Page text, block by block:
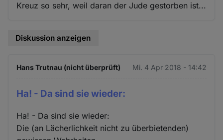
Kreuz so sehr, weil daran der Jude gestorben ist...
Diskussion anzeigen
Hans Trutnau (nicht überprüft) Mi. 4 Apr 2018 - 14:42
Ha! - Da sind sie wieder:
Ha! - Da sind sie wieder:
Die (an Lächerlichkeit nicht zu überbietenden)